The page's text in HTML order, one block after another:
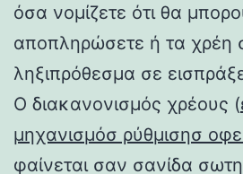
όσα νομίζετε ότι θα
αποπληρώσετε ή τα χρέη
ληξιπρόθεσμα σε
Ο διακανονισμός χρέους (
μηχανισμόσ ρύθμισησ
φαίνεται σαν σανίδα